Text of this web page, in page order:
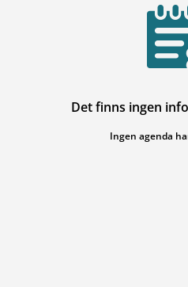
Det finns ingen
Ingen agenda